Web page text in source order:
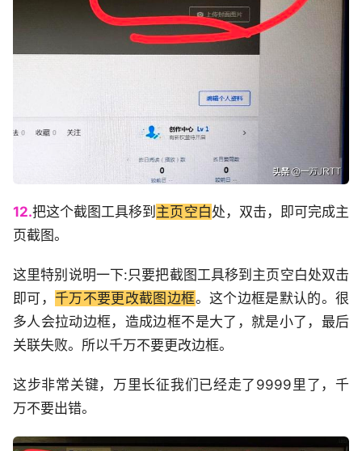
12.把这个截图工具移到 主页空白处，双击，即可完成主
页截图。
这里特别说明一下:只要把截图工具移到主页空白处双击
即可，千万不要更改截图边框。这个边框是默认的。很
多人会拉动边框，造成边框不是大了，就是小了，最后
关联失败。所以千万不要更改边框。
这步非常关键，万里长征我们已经走了9999里了，千
万不要出错。